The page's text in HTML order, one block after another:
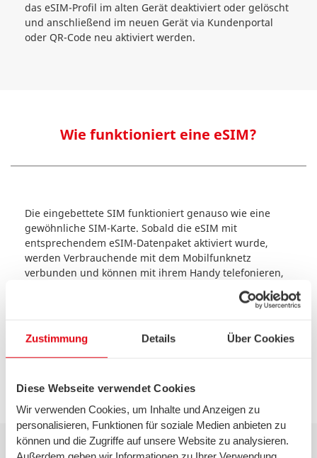
Zustimmung Details Über Cookies
Diese Webseite verwendet Cookies
Wir verwenden Cookies, um Inhalte und Anzeigen zu
personalisieren, Funktionen für soziale Medien anbieten zu
können und die Zugriffe auf unsere Website zu analysieren.
das eSIM-Profil im alten Gerät deaktiviert oder gelöscht
und anschließend im neuen Gerät via Kundenportal
oder QR-Code neu aktiviert werden.
Wie funktioniert eine eSIM?
Die eingebettete SIM funktioniert genauso wie eine
gewöhnliche SIM-Karte. Sobald die eSIM mit
entsprechendem eSIM-Datenpaket aktiviert wurde,
werden Verbrauchende mit dem Mobilfunknetz
verbunden und können mit ihrem Handy telefonieren,
im Internet surfen, Nachrichten verschicken etc.
hat, können beide SIM-Karten parallel genutzt werden.
Diese Nutzung wird auch als Dual SIM bezeichnet.